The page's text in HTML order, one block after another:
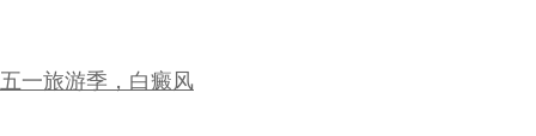
五一旅游季，白癜风